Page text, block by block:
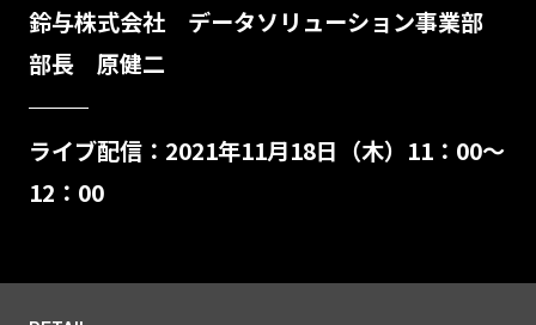
鈴与株式会社 データソリューション事業部
部長 原健二
ライブ配信：2021年11月18日（木）11：00～
12：00